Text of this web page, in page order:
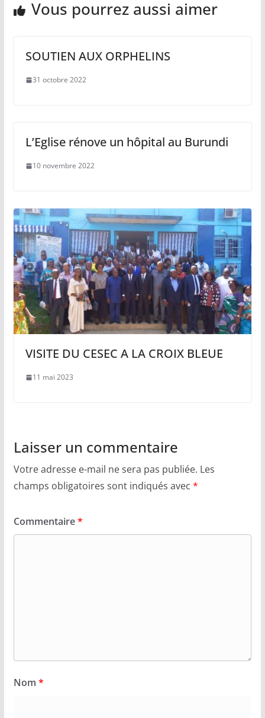
Vous pourrez aussi aimer
SOUTIEN AUX ORPHELINS
31 octobre 2022
L’Eglise rénove un hôpital au Burundi
10 novembre 2022
VISITE DU CESEC A LA CROIX BLEUE
11 mai 2023
Laisser un commentaire
Votre adresse e-mail ne sera pas publiée. Les
champs obligatoires sont indiqués avec *
Commentaire*
Nom *